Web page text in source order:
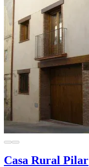
Casa Rural Pilar